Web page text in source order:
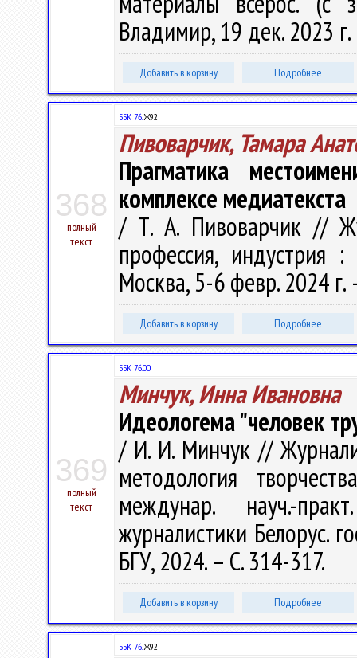
Владимир, 19 дек. 2023
Добавить в корзину Подробнее
368
полный
текст
ББК 76.Ж92
Пивоварчик, Тамара
Прагматика
комплексе медиатекста
/ Т. А. Пивоварчик //
профессия, индустрия
Москва, 5-6 февр. 2024
Добавить в корзину Подробнее
369
полный
текст
ББК 76.00
Минчук, Инна Ивановна
Идеологема "человек
/ И. И. Минчук //
методология
междунар. науч.-
журналистики Белорус.
БГУ, 2024. – С. 314-317.
Добавить в корзину Подробнее
ББК 76.Ж92